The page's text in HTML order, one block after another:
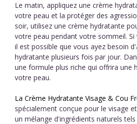
Le matin, appliquez une crème
votre peau et la protéger des
soir, utilisez une crème hydratante
votre peau pendant votre sommeil.
il est possible que vous ayez besoin
hydratante plusieurs fois par jour.
une formule plus riche qui offrira une
votre peau.
La Crème Hydratante Visage & Cou
spécialement conçue pour le visage
un mélange d'ingrédients naturels